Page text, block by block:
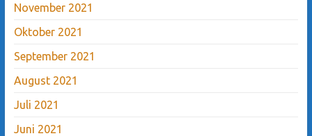
November 2021
Oktober 2021
September 2021
August 2021
Juli 2021
Juni 2021